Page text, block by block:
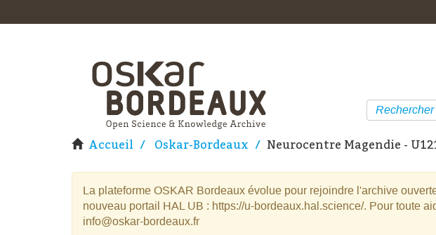
Accueil Oskar-Bordeaux Neurocentre Magendie -
La plateforme OSKAR Bordeaux évolue pour rejoindre l'archive
nouveau portail HAL UB : https://u-bordeaux.hal.science/. Pour toute
info@oskar-bordeaux.fr